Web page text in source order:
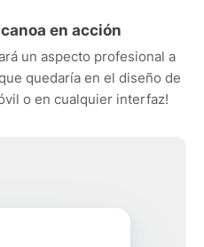
en acción
un aspecto profesional a
quedaría en el diseño de
o en cualquier interfaz!